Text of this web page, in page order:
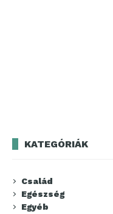
KATEGÓRIÁK
Család
Egészség
Egyéb